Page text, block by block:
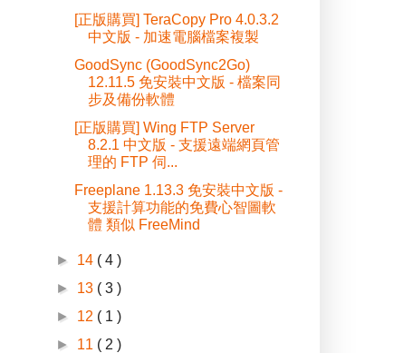
[正版購買] TeraCopy Pro 4.0.3.2
中文版 - 加速電腦檔案複製
GoodSync (GoodSync2Go)
12.11.5 免安裝中文版 - 檔案同
步及備份軟體
[正版購買] Wing FTP Server
8.2.1 中文版 - 支援遠端網頁管
理的 FTP 伺...
Freeplane 1.13.3 免安裝中文版 -
支援計算功能的免費心智圖軟
體 類似 FreeMind
► 14 ( 4 )
► 13 ( 3 )
► 12 ( 1 )
► 11 ( 2 )